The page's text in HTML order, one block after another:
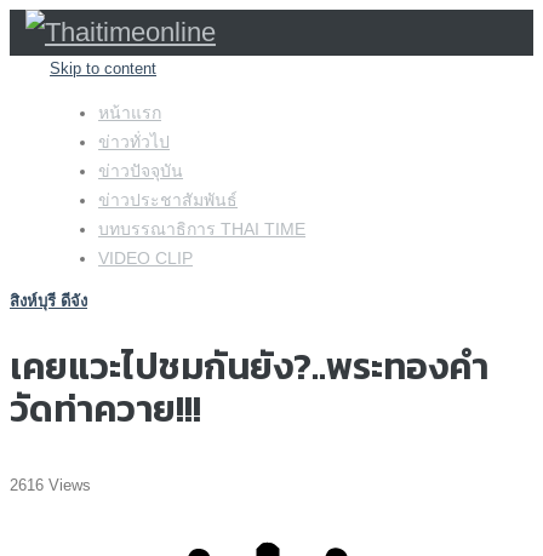
Skip to content
หน้าแรก
ข่าวทั่วไป
ข่าวปัจจุบัน
ข่าวประชาสัมพันธ์
บทบรรณาธิการ THAI TIME
VIDEO CLIP
สิงห์บุรี ดีจัง
เคยแวะไปชมกันยัง?..พระทองคำ
วัดท่าควาย!!!
2616 Views